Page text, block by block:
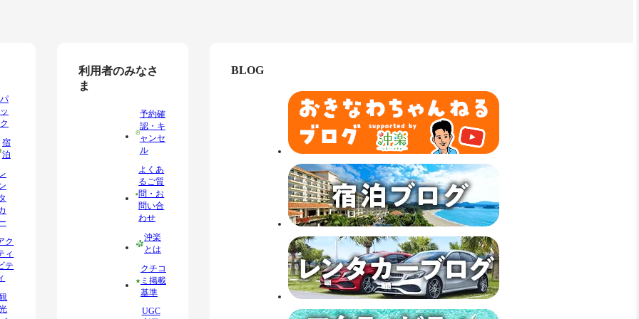
パ
ッ
ク
宿
泊
ク
ィ
テ
利用者のみなさ
ま
予約確
認・キ
ャンセ
ル
よくあ
るご質
問・お
問い合
わせ
沖楽
とは
クチコ
ミ掲載
基準
UGC
BLOG